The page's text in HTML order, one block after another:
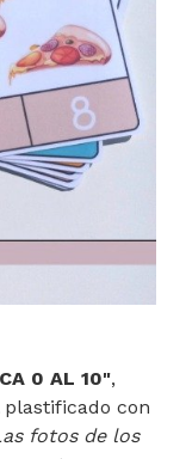
0 AL 10",
plastificado con
fotos de los